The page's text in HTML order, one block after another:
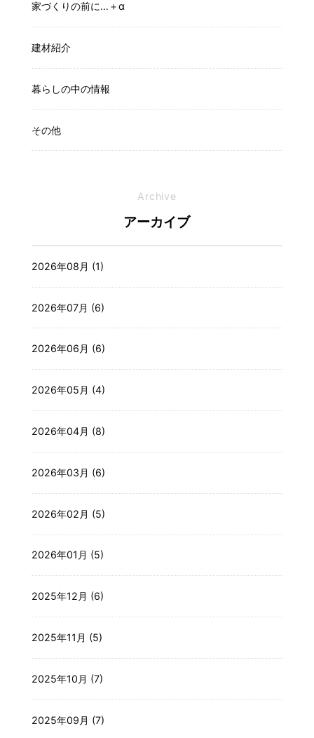
家づくりの前に…＋α
建材紹介
暮らしの中の情報
その他
Archive
アーカイブ
2026年08月 (1)
2026年07月 (6)
2026年06月 (6)
2026年05月 (4)
2026年04月 (8)
2026年03月 (6)
2026年02月 (5)
2026年01月 (5)
2025年12月 (6)
2025年11月 (5)
2025年10月 (7)
2025年09月 (7)